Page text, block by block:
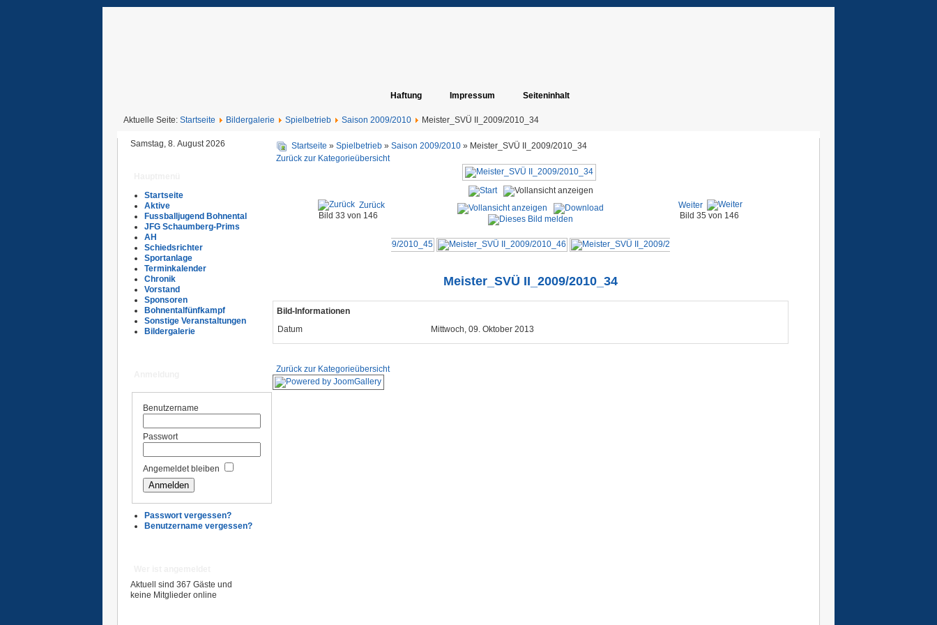
Haftung Impressum Seiteninhalt
Aktuelle Seite: Startseite Bildergalerie Spielbetrieb Saison 2009/2010 Meister_SVÜ II_2009/2010_34
Samstag, 8. August 2026
Startseite
Aktive
Fussballjugend Bohnental
JFG Schaumberg-Prims
AH
Schiedsrichter
Sportanlage
Terminkalender
Chronik
Vorstand
Sponsoren
Bohnentalfünfkampf
Sonstige Veranstaltungen
Bildergalerie
Benutzername
Passwort
Angemeldet bleiben
Passwort vergessen?
Benutzername vergessen?
Aktuell sind 367 Gäste und
keine Mitglieder online
Startseite » Spielbetrieb » Saison 2009/2010 » Meister_SVÜ II_2009/2010_34
Zurück zur Kategorieübersicht
Zurück
Bild 33 von 146
Weiter
Bild 35 von 146
Meister_SVÜ II_2009/2010_34
Bild-Informationen
Datum
Mittwoch, 09. Oktober 2013
Zurück zur Kategorieübersicht